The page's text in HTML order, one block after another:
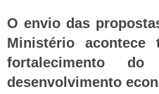
O envio das
Ministério
fortalecimento
desenvolvimento